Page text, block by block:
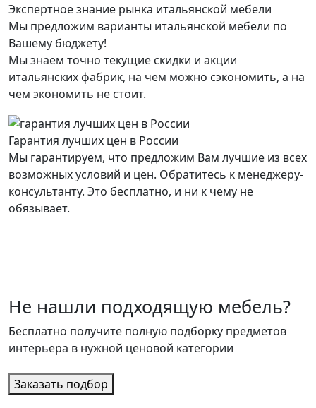
Экспертное знание рынка итальянской мебели
Мы предложим варианты итальянской мебели по
Вашему бюджету!
Мы знаем точно текущие скидки и акции
итальянских фабрик, на чем можно сэкономить, а на
чем экономить не стоит.
Гарантия лучших цен в России
Мы гарантируем, что предложим Вам лучшие из всех
возможных условий и цен. Обратитесь к менеджеру-
консультанту. Это бесплатно, и ни к чему не
обязывает.
Не нашли подходящую мебель?
Бесплатно получите полную подборку предметов
интерьера в нужной ценовой категории
Заказать подбор